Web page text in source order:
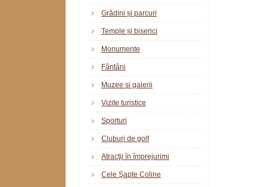
Grădini și parcuri
Temple și biserici
Monumente
Fântâni
Muzee şi galerii
Vizite turistice
Sporturi
Cluburi de golf
Atracţii în împrejurimi
Cele Şapte Coline